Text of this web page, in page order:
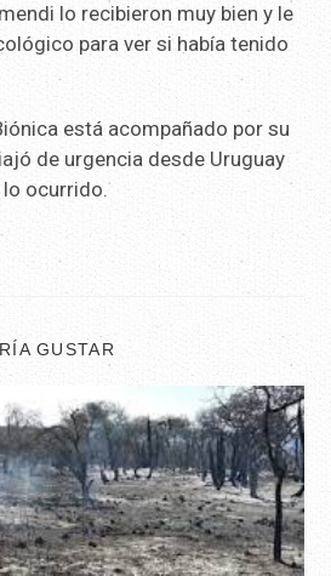
lo recibieron muy bien y le
para ver si había tenido
está acompañado por su
de urgencia desde Uruguay
lo ocurrido.
GUSTAR